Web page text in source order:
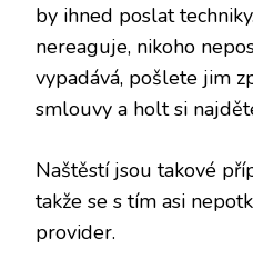
by ihned poslat
nereaguje, nikoho
vypadává, pošlete jim
smlouvy a holt si
Naštěstí jsou takové
takže se s tím asi
provider.